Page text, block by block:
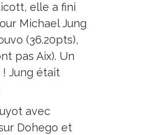
elle a fini
Michael Jung
(36.20pts),
pas Aix). Un
Jung était
avec
Dohego et